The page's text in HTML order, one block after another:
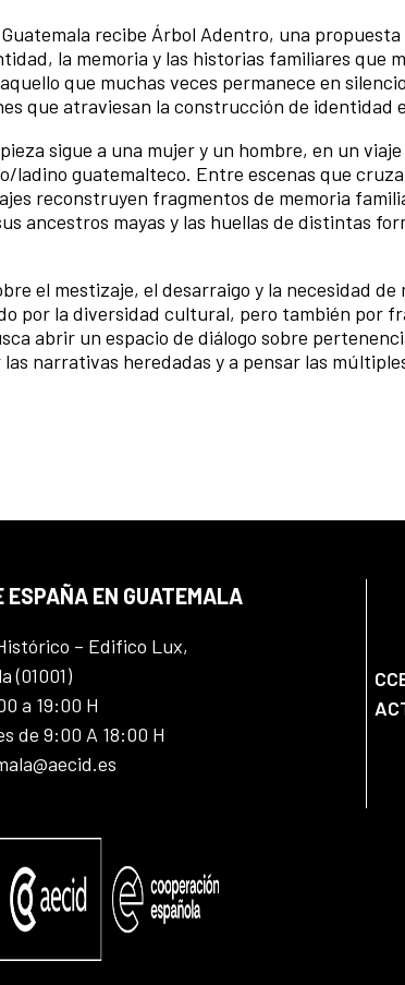
recibe Árbol Adentro, una
la memoria y las historias familiares que
que muchas veces permanece en
que atraviesan la construcción de identidad
sigue a una mujer y un hombre, en un
ladino guatemalteco. Entre escenas que
reconstruyen fragmentos de memoria
ancestros mayas y las huellas de distintas
el mestizaje, el desarraigo y la necesidad
por la diversidad cultural, pero también por
abrir un espacio de diálogo sobre
narrativas heredadas y a pensar las
ESPAÑA EN GUATEMALA
– Edifico Lux,
(01001)
a 19:00 H
de 9:00 A 18:00 H